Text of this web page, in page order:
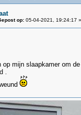
op: 05-04-2021, 19:24:17 »
op mijn slaapkamer om
.